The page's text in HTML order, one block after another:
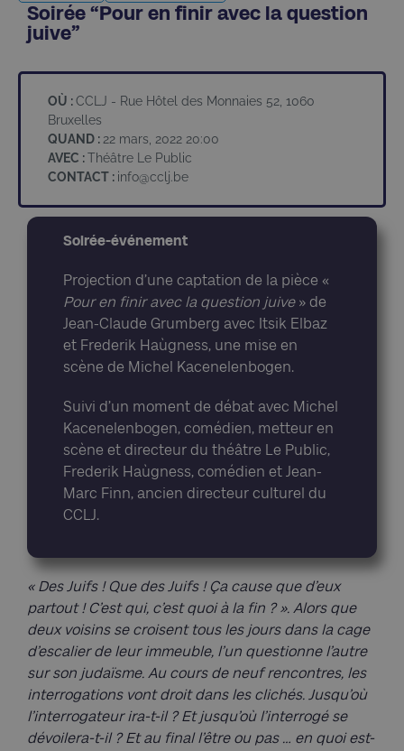
Soirée “Pour en finir avec la question
juive”
OÙ :CCLJ - Rue Hôtel des Monnaies 52, 1060
Bruxelles
QUAND :22 mars, 2022 20:00
AVEC :Théâtre Le Public
CONTACT : info@cclj.be
Soirée-événement
Projection d’une captation de la pièce «
Pour en finir avec la question juive» de
Jean-Claude Grumberg avec Itsik Elbaz
et Frederik Haùgness, une mise en
scène de Michel Kacenelenbogen.
Suivi d’un moment de débat avec Michel
Kacenelenbogen, comédien, metteur en
scène et directeur du théâtre Le Public,
Frederik Haùgness, comédien et Jean-
Marc Finn, ancien directeur culturel du
CCLJ.
« Des Juifs ! Que des Juifs ! Ça cause que d’eux
partout ! C’est qui, c’est quoi à la fin ? ». Alors que
deux voisins se croisent tous les jours dans la cage
d’escalier de leur immeuble, l’un questionne l’autre
sur son judaïsme. Au cours de neuf rencontres, les
interrogations vont droit dans les clichés. Jusqu’où
l’interrogateur ira-t-il ? Et jusqu’où l’interrogé se
dévoilera-t-il ? Et au final l’être ou pas … en quoi est-